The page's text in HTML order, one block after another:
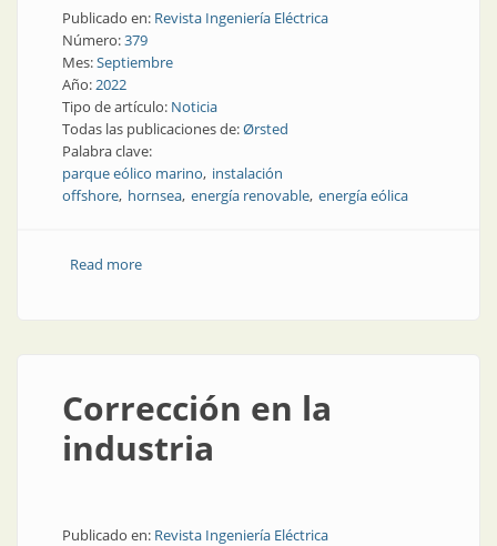
Publicado en: Revista Ingeniería Eléctrica
Número:379
Mes:Septiembre
Año:2022
Tipo de artículo: Noticia
Todas las publicaciones de:Ørsted
Palabra clave:
parque eólico marino instalación
offshore hornsea energía renovable energía eólica
Read moreabout Entró en operaciones el parque eólico marino
Corrección en la
industria
Publicado en: Revista Ingeniería Eléctrica